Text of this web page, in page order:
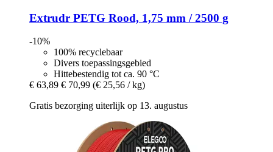
Extrudr PETG Rood, 1,75 mm / 2500 g
-10%
100% recyclebaar
Divers toepassingsgebied
Hittebestendig tot ca. 90 °C
€ 63,89 € 70,99 (€ 25,56 / kg)
Gratis bezorging uiterlijk op 13. augustus